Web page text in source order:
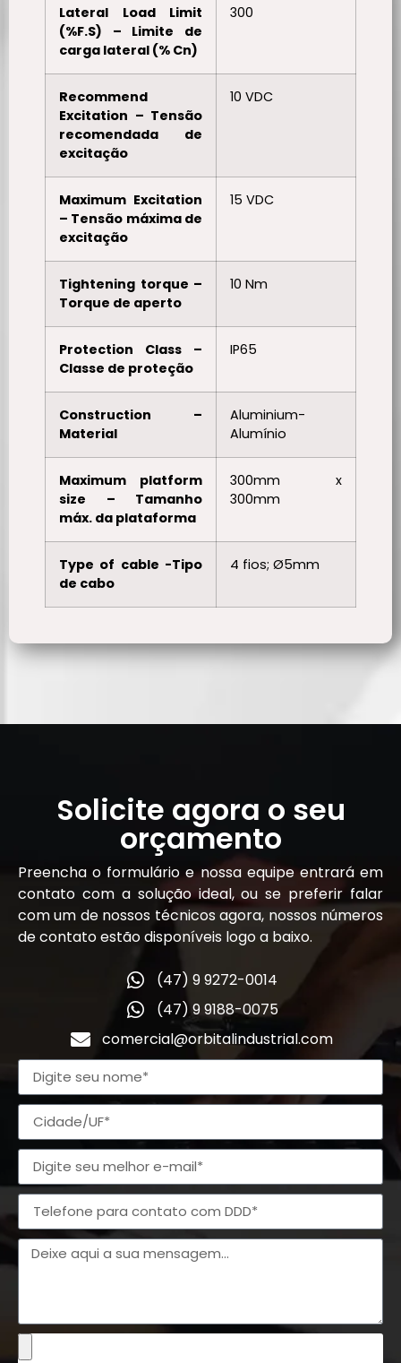
Lateral Load Limit
(%F.S) – Limite de
carga lateral (% Cn)
300
Recommend
Excitation – Tensão
recomendada de
excitação
10 VDC
Maximum Excitation
– Tensão máxima de
excitação
15 VDC
Tightening torque –
Torque de aperto
10 Nm
Protection Class –
Classe de proteção
IP65
Construction –
Material
Aluminium-
Alumínio
Maximum platform
size – Tamanho
máx. da plataforma
300mm x
300mm
Type of cable -Tipo
de cabo
4 fios; Ø5mm
Solicite agora o seu
orçamento
Preencha o formulário e nossa equipe entrará em
contato com a solução ideal, ou se preferir falar
com um de nossos técnicos agora, nossos números
de contato estão disponíveis logo a baixo.
(47) 9 9272-0014
(47) 9 9188-0075
comercial@orbitalindustrial.com